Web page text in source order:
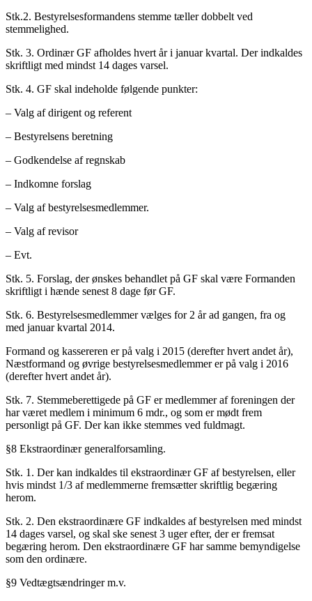
Stk.2. Bestyrelsesformandens stemme tæller dobbelt ved
stemmelighed.
Stk. 3. Ordinær GF afholdes hvert år i januar kvartal. Der indkaldes
skriftligt med mindst 14 dages varsel.
Stk. 4. GF skal indeholde følgende punkter:
– Valg af dirigent og referent
– Bestyrelsens beretning
– Godkendelse af regnskab
– Indkomne forslag
– Valg af bestyrelsesmedlemmer.
– Valg af revisor
– Evt.
Stk. 5. Forslag, der ønskes behandlet på GF skal være Formanden
skriftligt i hænde senest 8 dage før GF.
Stk. 6. Bestyrelsesmedlemmer vælges for 2 år ad gangen, fra og
med januar kvartal 2014.
Formand og kassereren er på valg i 2015 (derefter hvert andet år),
Næstformand og øvrige bestyrelsesmedlemmer er på valg i 2016
(derefter hvert andet år).
Stk. 7. Stemmeberettigede på GF er medlemmer af foreningen der
har været medlem i minimum 6 mdr., og som er mødt frem
personligt på GF. Der kan ikke stemmes ved fuldmagt.
§8 Ekstraordinær generalforsamling.
Stk. 1. Der kan indkaldes til ekstraordinær GF af bestyrelsen, eller
hvis mindst 1/3 af medlemmerne fremsætter skriftlig begæring
herom.
Stk. 2. Den ekstraordinære GF indkaldes af bestyrelsen med mindst
14 dages varsel, og skal ske senest 3 uger efter, der er fremsat
begæring herom. Den ekstraordinære GF har samme bemyndigelse
som den ordinære.
§9 Vedtægtsændringer m.v.